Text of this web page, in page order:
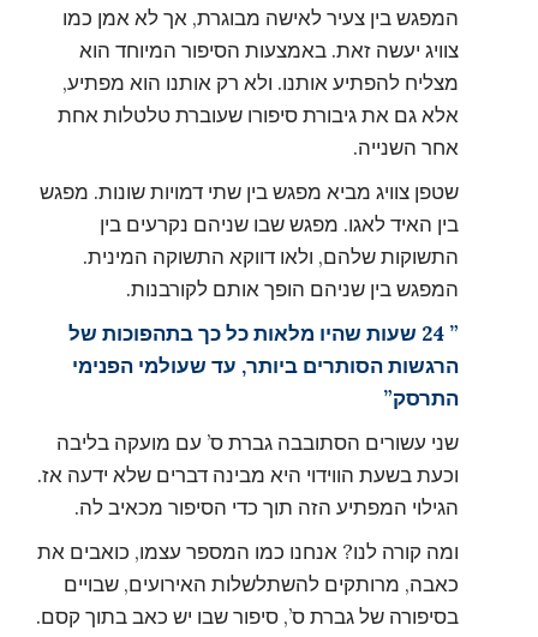
המפגש בין צעיר לאישה מבוגרת, אך לא אמן כמו
צוויג יעשה זאת. באמצעות הסיפור המיוחד הוא
מצליח להפתיע אותנו. ולא רק אותנו הוא מפתיע,
אלא גם את גיבורת סיפורו שעוברת טלטלות אחת
אחר השנייה.
שטפן צוויג מביא מפגש בין שתי דמויות שונות. מפגש
בין האיד לאגו. מפגש שבו שניהם נקרעים בין
התשוקות שלהם, ולאו דווקא התשוקה המינית.
המפגש בין שניהם הופך אותם לקורבנות.
” 24 שעות שהיו מלאות כל כך בתהפוכות של
הרגשות הסותרים ביותר, עד שעולמי הפנימי
התרסק”
שני עשורים הסתובבה גברת ס’ עם מועקה בליבה
וכעת בשעת הווידוי היא מבינה דברים שלא ידעה אז.
הגילוי המפתיע הזה תוך כדי הסיפור מכאיב לה.
ומה קורה לנו? אנחנו כמו המספר עצמו, כואבים את
כאבה, מרותקים להשתלשלות האירועים, שבויים
בסיפורה של גברת ס’, סיפור שבו יש כאב בתוך קסם.